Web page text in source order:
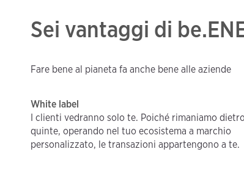
Sei vantaggi di
Fare bene al pianeta fa anche bene alle aziende
White label
I clienti vedranno solo te. Poiché rimaniamo
quinte, operando nel tuo ecosistema a marchio
personalizzato, le transazioni appartengono a te.